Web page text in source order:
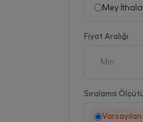
Mey
Fiyat Aralığı
Sıralama
Varsayılan